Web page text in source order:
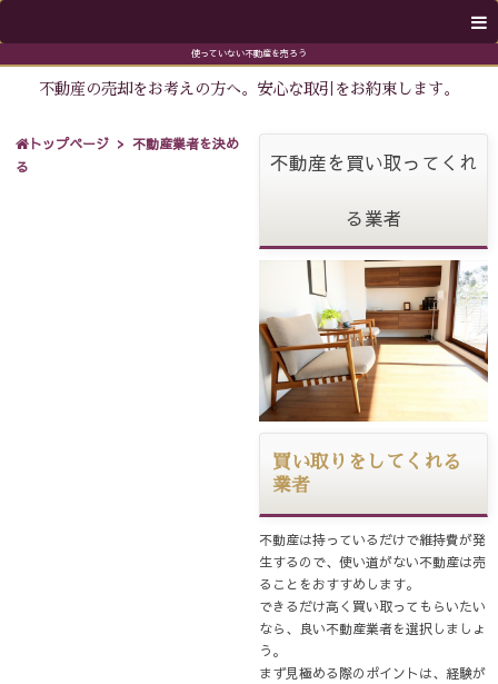
使っていない不動産を売ろう
不動産の売却をお考えの方へ。安心な取引をお約束します。
トップページ
不動産業者を決め
る
不動産を買い取ってくれ
る業者
買い取りをしてくれる
業者
不動産は持っているだけで維持費が発
生するので、使い道がない不動産は売
ることをおすすめします。
できるだけ高く買い取ってもらいたい
なら、良い不動産業者を選択しましょ
う。
まず見極める際のポイントは、経験が